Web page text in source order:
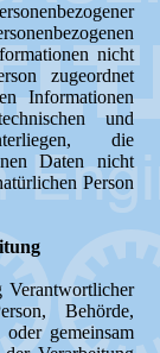
nicht
zugeordnet
Informationen
und
die
Daten nicht
Person
Verantwortlicher
Behörde,
gemeinsam